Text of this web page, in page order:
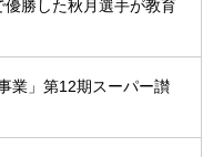
勝した秋月選手が教育
業」第12期スーパー讃